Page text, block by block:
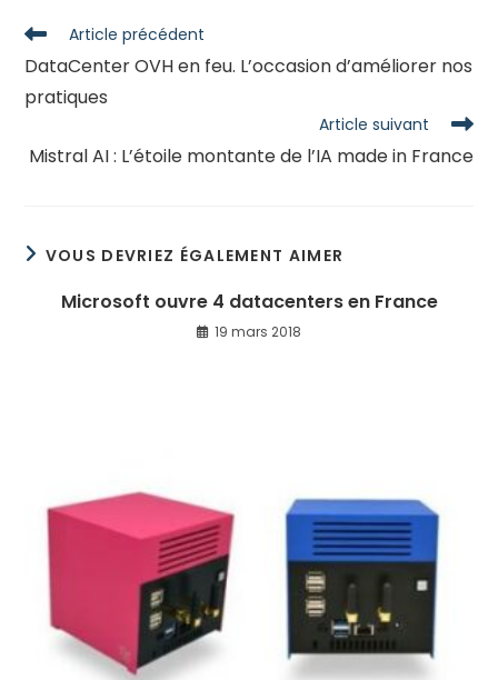
Read
articles
Article précédent
DataCenter OVH en feu. L’occasion d’améliorer nos
pratiques
Article suivant
Mistral AI : L’étoile montante de l’IA made in France
VOUS DEVRIEZ ÉGALEMENT AIMER
Microsoft ouvre 4 datacenters en France
19 mars 2018